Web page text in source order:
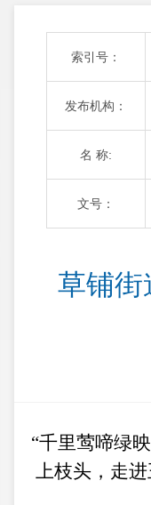
索引号：
发布机构：
名 称:
文号：
草铺街
“千里莺啼绿
上枝头，走